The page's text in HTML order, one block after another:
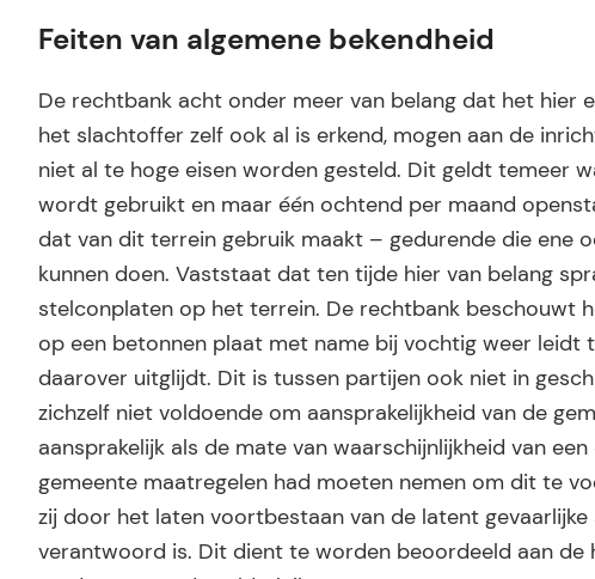
Feiten van algemene bekendheid
De rechtbank acht onder meer van belang dat het
het slachtoffer zelf ook al is erkend, mogen aan de
niet al te hoge eisen worden gesteld. Dit geldt temeer
wordt gebruikt en maar één ochtend per maand
dat van dit terrein gebruik maakt – gedurende die ene
kunnen doen. Vaststaat dat ten tijde hier van belang
stelconplaten op het terrein. De rechtbank beschouwt
op een betonnen plaat met name bij vochtig weer
daarover uitglijdt. Dit is tussen partijen ook niet in
zichzelf niet voldoende om aansprakelijkheid van de
aansprakelijk als de mate van waarschijnlijkheid van
gemeente maatregelen had moeten nemen om dit te
zij door het laten voortbestaan van de latent
verantwoord is. Dit dient te worden beoordeeld aan de